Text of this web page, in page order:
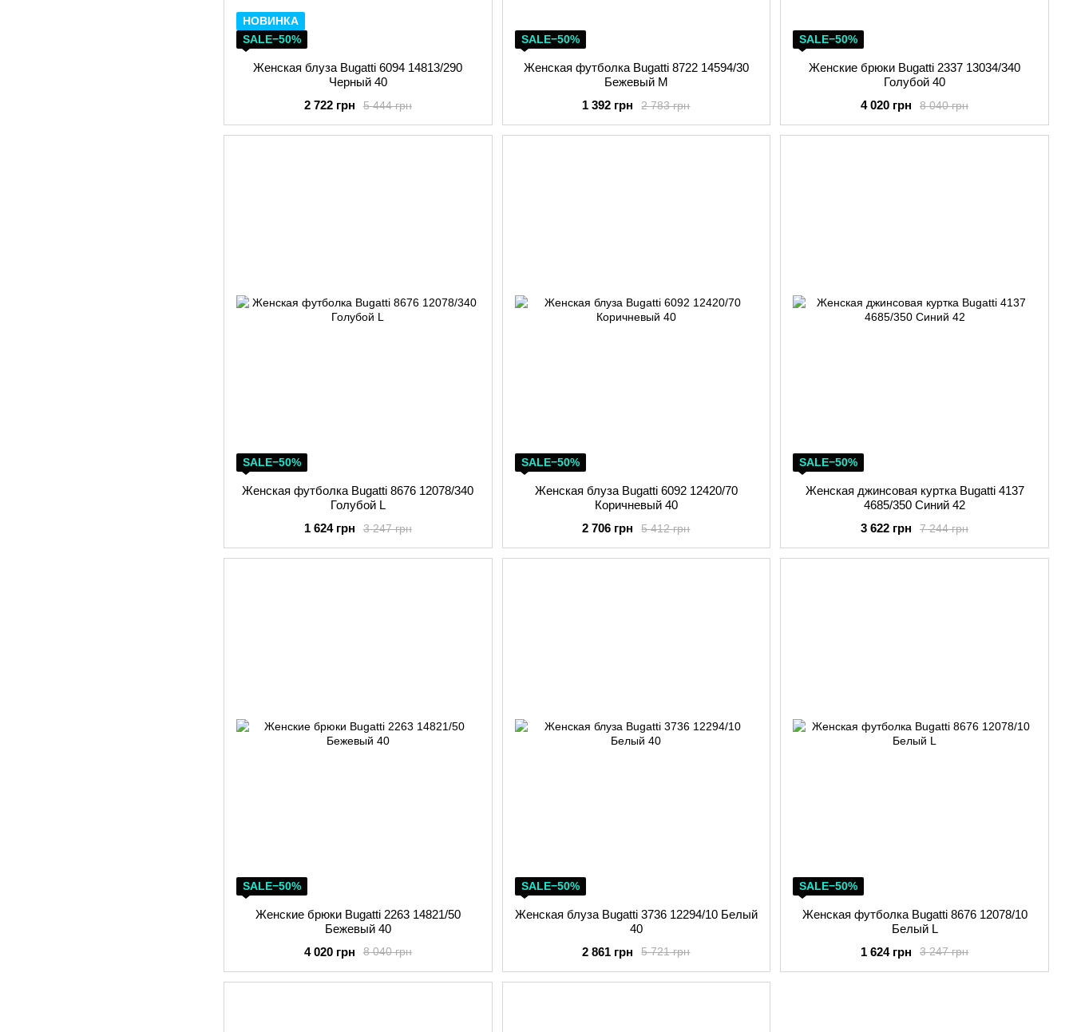
НОВИНКА
SALE−50%
Женская блуза Bugatti 6094 14813/290
Черный 40
5 444 грн
2 722 грн
SALE−50%
Женская футболка Bugatti 8722 14594/30
Бежевый M
2 783 грн
1 392 грн
SALE−50%
Женские брюки Bugatti 2337 13034/340
Голубой 40
8 040 грн
4 020 грн
SALE−50%
Женская футболка Bugatti 8676 12078/340
Голубой L
3 247 грн
1 624 грн
SALE−50%
Женская блуза Bugatti 6092 12420/70
Коричневый 40
5 412 грн
2 706 грн
SALE−50%
Женская джинсовая куртка Bugatti 4137
4685/350 Синий 42
7 244 грн
3 622 грн
SALE−50%
Женские брюки Bugatti 2263 14821/50
Бежевый 40
8 040 грн
4 020 грн
SALE−50%
Женская блуза Bugatti 3736 12294/10 Белый
40
5 721 грн
2 861 грн
SALE−50%
Женская футболка Bugatti 8676 12078/10
Белый L
3 247 грн
1 624 грн